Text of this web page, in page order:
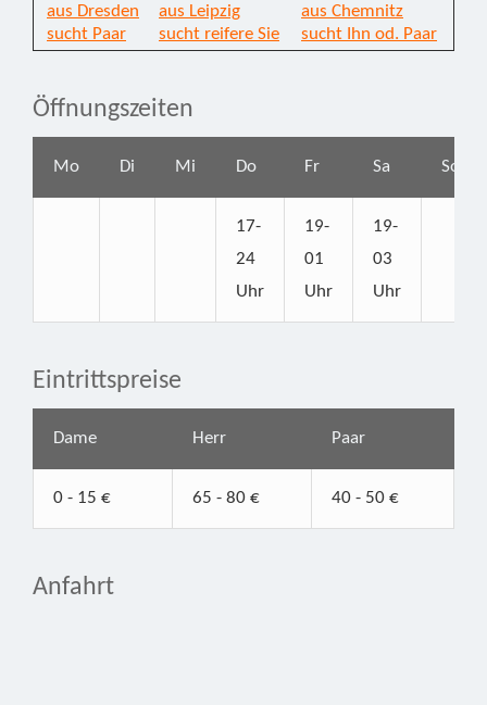
aus Dresden
sucht Paar
aus Leipzig
sucht reifere Sie
aus Chemnitz
sucht Ihn od. Paar
Öffnungszeiten
Mo Di Mi Do Fr Sa So
17-
24
Uhr
19-
01
Uhr
19-
03
Uhr
Eintrittspreise
Dame Herr Paar
0 - 15 € 65 - 80 € 40 - 50 €
Anfahrt